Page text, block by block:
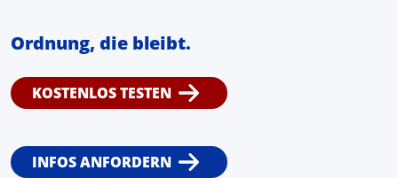
Plotprogramm
Exportieren
Neue Zeichnung
Ordnung, die bleibt.
KOSTENLOS TESTEN
INFOS ANFORDERN